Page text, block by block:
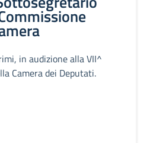
in audizione alla VII^
Camera dei Deputati.